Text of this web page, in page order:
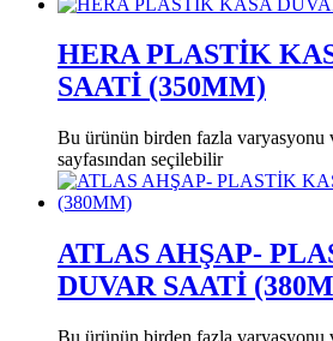
HERA PLASTİK
SAATİ (350MM)
Bu ürünün birden fazla varyasyonu
sayfasından seçilebilir
ATLAS AHŞAP-
DUVAR SAATİ